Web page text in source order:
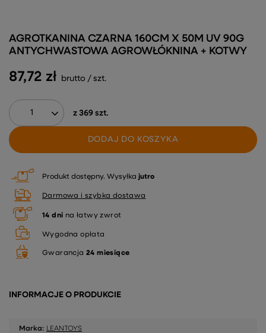
87,72 zł brutto / szt.
z 369 szt.
DODAJ DO KOSZYKA
AGROTKANINA CZARNA 160CM X 50M UV 90G
ANTYCHWASTOWA AGROWŁÓKNINA + KOTWY
Produkt dostępny Wysyłka jutro
Darmowa i szybka dostawa
14 dni na łatwy zwrot
Wygodna opłata
Gwarancja 24 miesiące
INFORMACJE O PRODUKCIE
Marka: LEANTOYS